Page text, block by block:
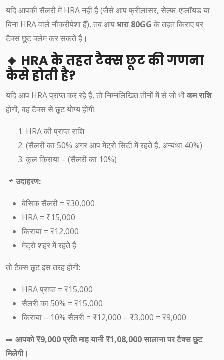
यदि आपकी सैलरी में HRA नहीं है (जैसे आप फ्रीलांसर, सेल्फ-एंप्लॉयड या
बिना HRA वाले नौकरीपेशा हैं), तब आपधारा 80GG के तहत किराए पर
टैक्स छूट क्लेम कर सकते हैं।
🔸 HRA के तहत टैक्स छूट की गणना
कैसे होती है?
यदि आप HRA प्राप्त कर रहे हैं, तो निम्नलिखित तीनों में से जो भीकम राशि
होगी, वह टैक्स से छूट योग्य होगी:
HRA की प्राप्त राशि
(सैलरी का 50% अगर आप मेट्रो सिटी में रहते हैं, अन्यथा 40%)
कुल किराया – (सैलरी का 10%)
📌 उदाहरण:
बेसिक सैलरी = ₹30,000
HRA = ₹15,000
किराया = ₹12,000
मेट्रो शहर में रहते हैं
तो टैक्स छूट इस तरह होगी:
HRA प्राप्त = ₹15,000
सैलरी का 50% = ₹15,000
किराया – 10% सैलरी = ₹12,000 – ₹3,000 = ₹9,000
➡️ आपको ₹9,000 प्रति माह यानी ₹1,08,000 सालाना पर टैक्स छूट
मिलेगी।